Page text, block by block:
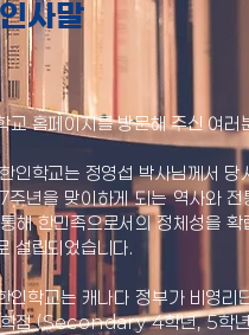
사말
교 홈페이지를 방문해 주신 여러
인학교는 정영섭 박사님께서
년을 맞이하게 되는 역사와
해 한민족으로서의 정체성을
설립되었습니다.
인학교는 캐나다 정부가 비영
점 (Secondary 4학년, 5학년